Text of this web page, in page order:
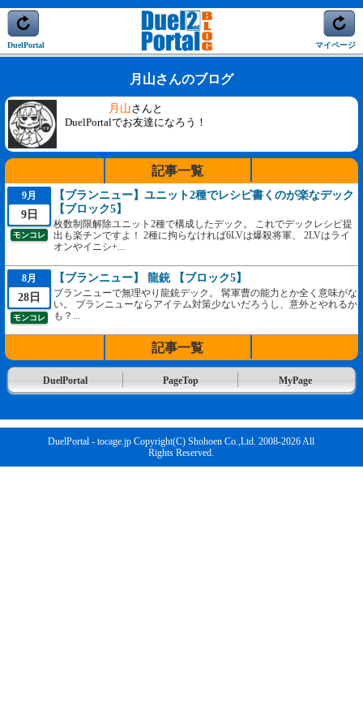
DuelPortal マイページ
月山さんのブログ
月山さんと
DuelPortalでお友達になろう！
記事一覧
9月
9日
モンコレ
【ブランニュー】ユニット2種でレシピ書くのが楽なデック
【ブロック5】
枚数制限解除ユニット2種で構成したデック。 これでデックレシピ提
出も楽チンですよ！ 2種に拘らなければ6LVは爆殺将軍、 2LVはライ
オンやイニシ+...
8月
28日
モンコレ
【ブランニュー】 龍銃 【ブロック5】
ブランニューで無理やり龍銃デック。 髯軍曹の能力とか全く意味がな
い。 ブランニューならアイテム対策少ないだろうし、意外とやれるか
も？...
記事一覧
DuelPortal PageTop MyPage
DuelPortal - tocage.jp Copyright(C) Shohoen Co.,Ltd. 2008-2026 All
Rights Reserved.